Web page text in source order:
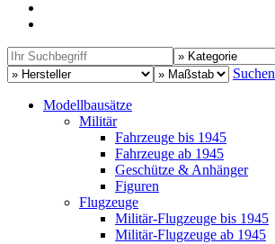
Suchen
Modellbausätze
Militär
Fahrzeuge bis 1945
Fahrzeuge ab 1945
Geschütze & Anhänger
Figuren
Flugzeuge
Militär-Flugzeuge bis 1945
Militär-Flugzeuge ab 1945